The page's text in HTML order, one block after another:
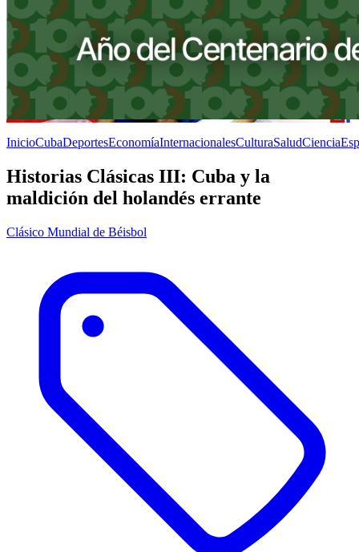
InicioCubaDeportesEconomíaInternacionalesCulturaSaludCiencia
Historias Clásicas III: Cuba y la
maldición del holandés errante
Clásico Mundial de Béisbol